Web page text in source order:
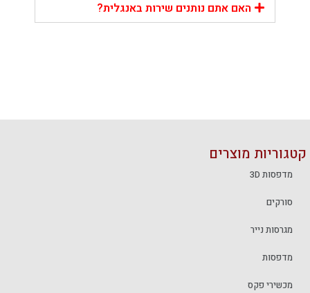
האם אתם נותנים שירות באנגלית?
קטגוריות מוצרים
מדפסות 3D
סורקים
מגרסות נייר
מדפסות
מכשירי פקס